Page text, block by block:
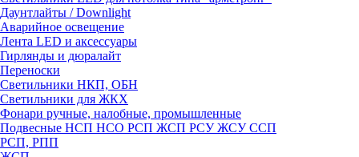
Даунтлайты / Downlight
Аварийное освещение
Лента LED и аксессуары
Гирлянды и дюралайт
Переноски
Светильники НКП, ОБН
Светильники для ЖКХ
Фонари ручные, налобные, промышленные
Подвесные НСП НСО РСП ЖСП РСУ ЖСУ ССП
РСП, РПП